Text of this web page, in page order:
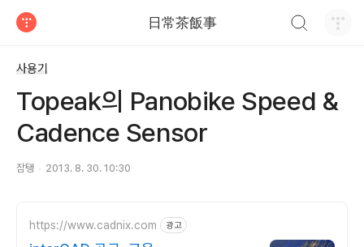
日常茶飯事
사용기
Topeak의 Panobike Speed &
Cadence Sensor
잠탱 2013. 8. 30. 10:30
https://www.cadnix.com 광고